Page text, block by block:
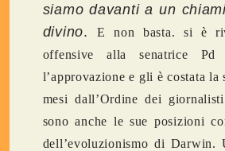
siamo davanti a un
divino.E non basta. si è
offensive alla senatrice Pd
l’approvazione e gli è costata la
mesi dall’Ordine dei
sono anche le sue posizioni
dell’evoluzionismo di Darwin.